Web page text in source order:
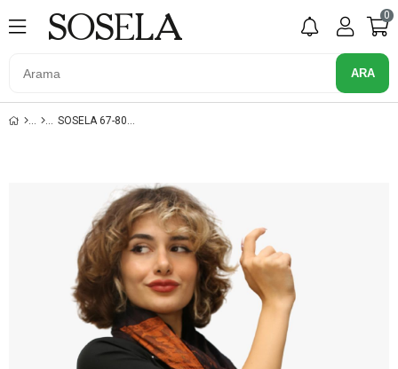
0
SOSELA 67-8027 YESIL